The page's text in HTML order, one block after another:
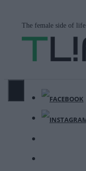
περιεχόμενο
The female side of life